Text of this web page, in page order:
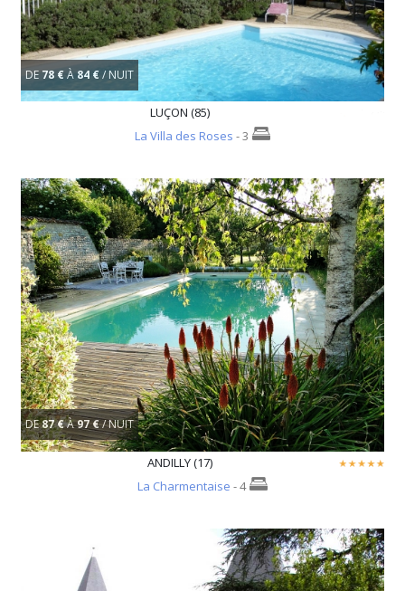
DE 78 €À 84 €/ NUIT
LUÇON (85)
La Villa des Roses - 3
DE87 €À97 €/ NUIT
ANDILLY (17)
La Charmentaise - 4